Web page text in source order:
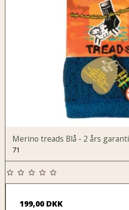
Merino treads Blå - 2 års garanti
71
199,00 DKK